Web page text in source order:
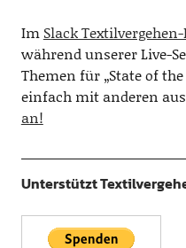
Im Slack
während unserer Live-
Themen für „State of
einfach mit anderen
an!
Unterstützt